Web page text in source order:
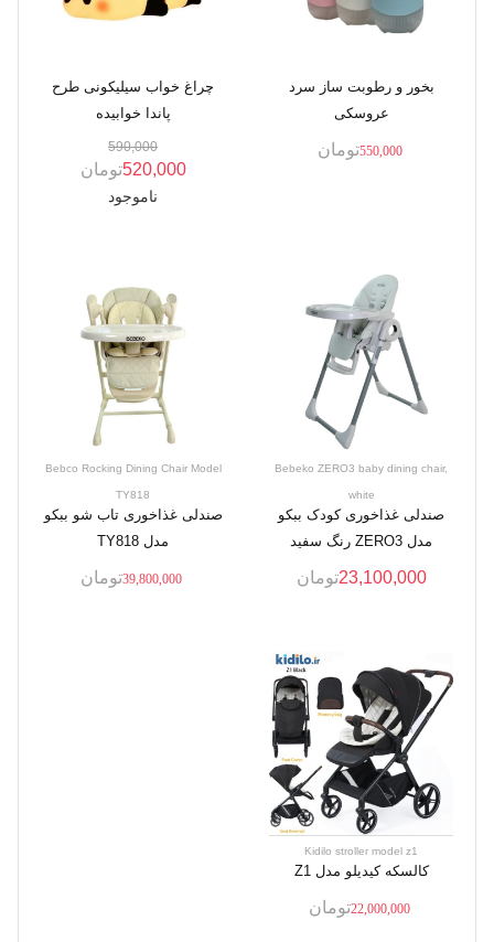
بخور و رطوبت ساز سرد
عروسکی
550,000 تومان
چراغ خواب سیلیکونی طرح
پاندا خوابیده
590,000
520,000تومان
ناموجود
Bebeko ZERO3 baby dining chair,
white
صندلی غذاخوری کودک ببکو
مدل ZERO3 رنگ سفید
23,100,000تومان
Bebco Rocking Dining Chair Model
TY818
صندلی غذاخوری تاب شو ببکو
مدل TY818
تومان
Kidilo stroller model z1
کالسکه کیدیلو مدل Z1
تومان